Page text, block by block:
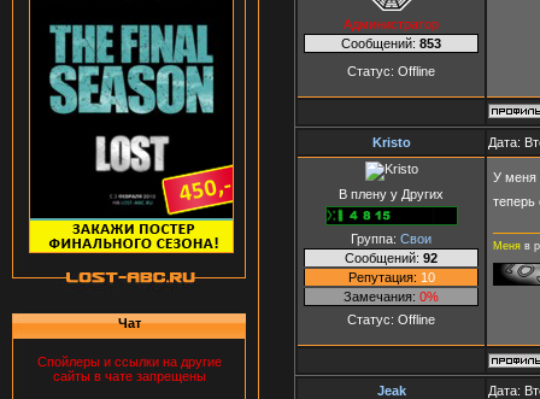
Чат
Спойлеры и ссылки на другие
сайты в чате запрещены
Администратор
Сообщений: 853
Статус: Offline
Kristo Дата:
В плену у Других
Группа: Свои
Сообщений: 92
Репутация: 10
Замечания: 0%
Статус: Offline
У меня
теперь
Меня в
Jeak Дата: